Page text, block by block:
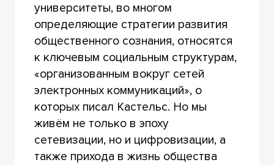
университеты, во многом
определяющие стратегии развития
общественного сознания, относятся
к ключевым социальным структурам,
«организованным вокруг сетей
электронных коммуникаций», о
которых писал Кастельс. Но мы
живём не только в эпоху
сетевизации, но и цифровизации, а
также прихода в жизнь общества